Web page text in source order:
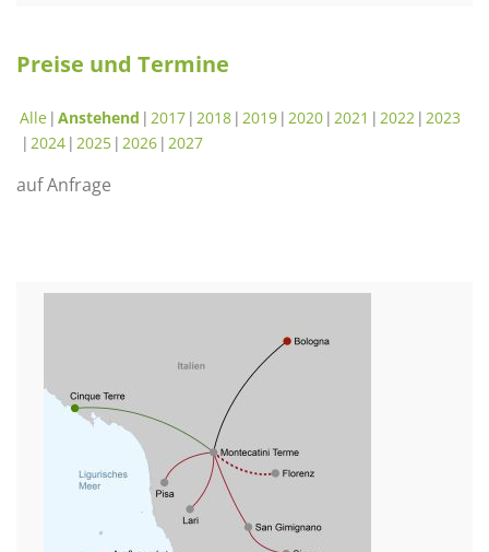
Preise und Termine
Alle Anstehend 2017 2018 2019 2020 2021 2022 2023
2024 2025 2026 2027
auf Anfrage